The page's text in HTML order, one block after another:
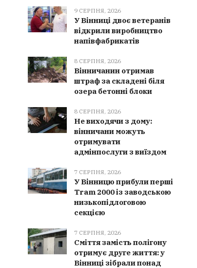
9 СЕРПНЯ, 2026
У Вінниці двоє ветеранів
відкрили виробництво
напівфабрикатів
8 СЕРПНЯ, 2026
Вінничанин отримав
штраф за складені біля
озера бетонні блоки
8 СЕРПНЯ, 2026
Не виходячи з дому:
вінничани можуть
отримувати
адмінпослуги з виїздом
7 СЕРПНЯ, 2026
У Вінницю прибули перші
Tram 2000 із заводською
низькопідлоговою
секцією
7 СЕРПНЯ, 2026
Сміття замість полігону
отримує друге життя: у
Вінниці зібрали понад